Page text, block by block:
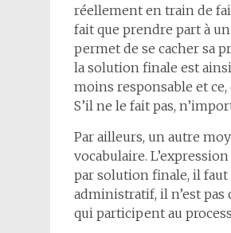
réellement en train de
fait que prendre part à un
permet de se cacher sa
la solution finale est
moins responsable et
S’il ne le fait pas,
Par ailleurs, un autre
vocabulaire.
par solution finale, il faut
administratif, il n’est
qui participent au